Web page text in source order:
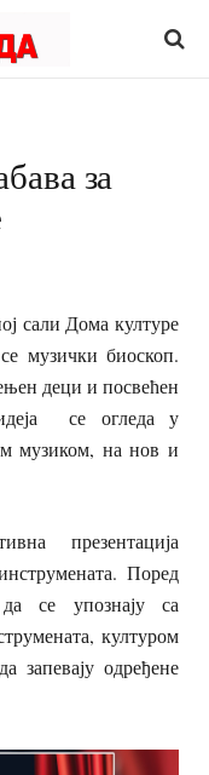
за
сали Дома културе
музички биоскоп.
деци и посвећен
се огледа у
музиком, на нов и
презентација
Поред
се упознају са
културом
запевају одређене